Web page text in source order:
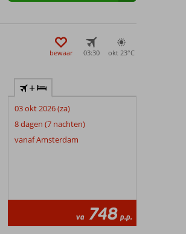
bewaar 03:30 okt 23°C
+
03 okt 2026 (za)
8 dagen (7 nachten)
vanaf Amsterdam
va 748 p.p.